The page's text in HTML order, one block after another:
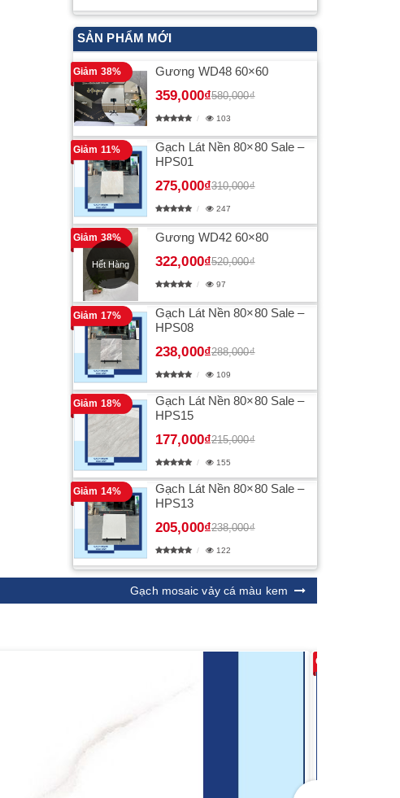
SẢN PHẨM MỚI
Gương WD48 60×60
359,000₫580,000₫
Giảm 38%
103
Gạch Lát Nền 80×80 Sale –
HPS01
275,000₫310,000₫
Giảm 11%
247
Gương WD42 60×80
322,000₫520,000₫
Giảm 38%
Hết Hàng
97
Gạch Lát Nền 80×80 Sale –
HPS08
238,000₫288,000₫
Giảm 17%
109
Gạch Lát Nền 80×80 Sale –
HPS15
177,000₫215,000₫
Giảm 18%
155
Gạch Lát Nền 80×80 Sale –
HPS13
205,000₫238,000₫
Giảm 14%
122
Gạch mosaic vảy cá màu kem
Giảm 17%